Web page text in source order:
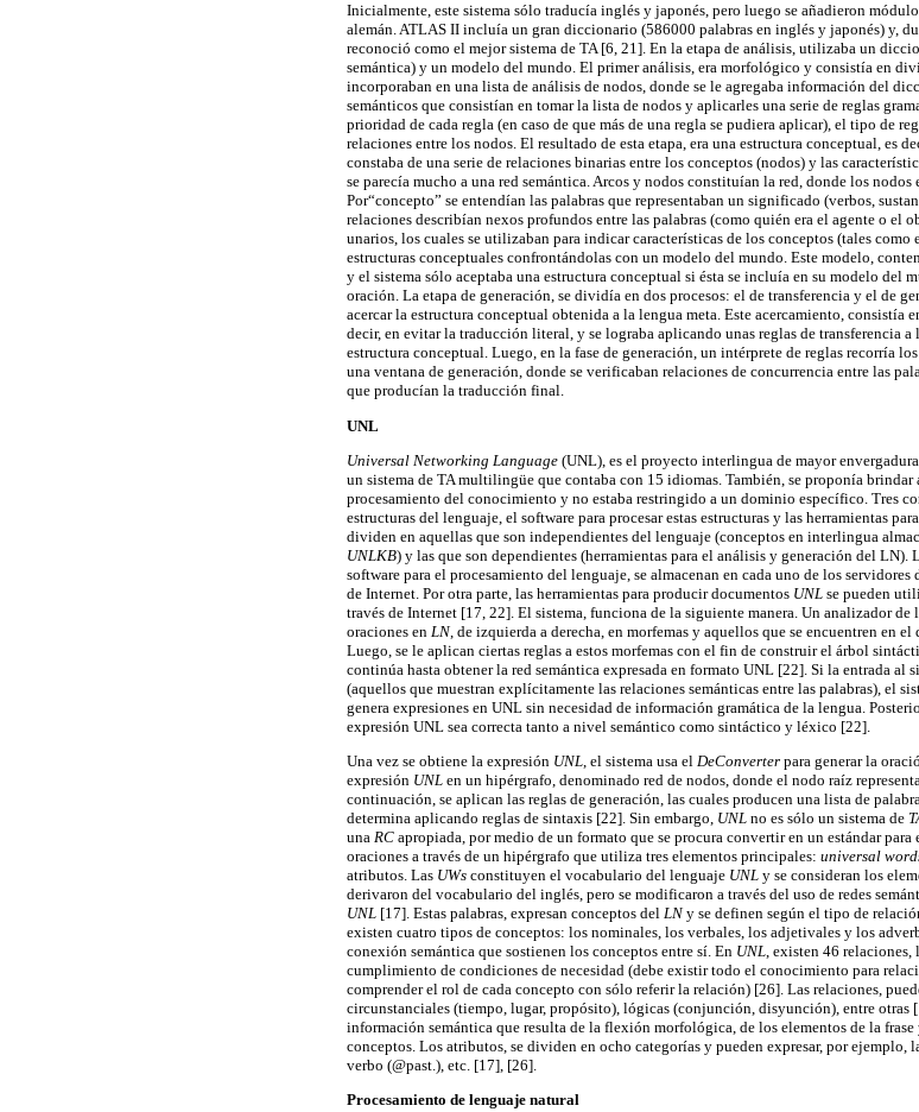
Inicialmente, este sistema sólo traducía inglés y japonés, pero luego se añadieron
alemán. ATLAS II incluía un gran diccionario (586000 palabras en inglés y japonés) y,
reconoció como el mejor sistema de TA [6, 21]. En la etapa de análisis, utilizaba un
semántica) y un modelo del mundo. El primer análisis, era morfológico y consistía en
incorporaban en una lista de análisis de nodos, donde se le agregaba información del
semánticos que consistían en tomar la lista de nodos y aplicarles una serie de reglas
prioridad de cada regla (en caso de que más de una regla se pudiera aplicar), el tipo de
relaciones entre los nodos. El resultado de esta etapa, era una estructura conceptual, es
constaba de una serie de relaciones binarias entre los conceptos (nodos) y las
se parecía mucho a una red semántica. Arcos y nodos constituían la red, donde los
Por“concepto” se entendían las palabras que representaban un significado (verbos,
relaciones describían nexos profundos entre las palabras (como quién era el agente o el
unarios, los cuales se utilizaban para indicar características de los conceptos (tales
estructuras conceptuales confrontándolas con un modelo del mundo. Este modelo,
y el sistema sólo aceptaba una estructura conceptual si ésta se incluía en su modelo del
oración. La etapa de generación, se dividía en dos procesos: el de transferencia y el de
acercar la estructura conceptual obtenida a la lengua meta. Este acercamiento, consistía
decir, en evitar la traducción literal, y se lograba aplicando unas reglas de transferencia
estructura conceptual. Luego, en la fase de generación, un intérprete de reglas recorría
una ventana de generación, donde se verificaban relaciones de concurrencia entre las
que producían la traducción final.
UNL
Universal Networking Language (UNL), es el proyecto interlingua de mayor
un sistema de TA multilingüe que contaba con 15 idiomas. También, se proponía brindar
procesamiento del conocimiento y no estaba restringido a un dominio específico. Tres
estructuras del lenguaje, el software para procesar estas estructuras y las herramientas
dividen en aquellas que son independientes del lenguaje (conceptos en interlingua
UNLKB) y las que son dependientes (herramientas para el análisis y generación del LN).
software para el procesamiento del lenguaje, se almacenan en cada uno de los servidores
de Internet. Por otra parte, las herramientas para producir documentos UNL se pueden
través de Internet [17, 22]. El sistema, funciona de la siguiente manera. Un analizador de
oraciones en LN , de izquierda a derecha, en morfemas y aquellos que se encuentren en
Luego, se le aplican ciertas reglas a estos morfemas con el fin de construir el árbol
continúa hasta obtener la red semántica expresada en formato UNL [22]. Si la entrada al
(aquellos que muestran explícitamente las relaciones semánticas entre las palabras), el
genera expresiones en UNL sin necesidad de información gramática de la lengua.
expresión UNL sea correcta tanto a nivel semántico como sintáctico y léxico [22].
Una vez se obtiene la expresión UNL , el sistema usa el DeConverter para generar la
expresión UNL en un hipérgrafo, denominado red de nodos, donde el nodo raíz
continuación, se aplican las reglas de generación, las cuales producen una lista de
determina aplicando reglas de sintaxis [22]. Sin embargo, UNL no es sólo un sistema de
una RC apropiada, por medio de un formato que se procura convertir en un estándar para
oraciones a través de un hipérgrafo que utiliza tres elementos principales: universal
atributos. Las UWs constituyen el vocabulario del lenguaje UNL y se consideran los
derivaron del vocabulario del inglés, pero se modificaron a través del uso de redes
UNL [17]. Estas palabras, expresan conceptos del LN y se definen según el tipo de
existen cuatro tipos de conceptos: los nominales, los verbales, los adjetivales y los
conexión semántica que sostienen los conceptos entre sí. En UNL , existen 46
cumplimiento de condiciones de necesidad (debe existir todo el conocimiento para
comprender el rol de cada concepto con sólo referir la relación) [26]. Las relaciones,
circunstanciales (tiempo, lugar, propósito), lógicas (conjunción, disyunción), entre otras
información semántica que resulta de la flexión morfológica, de los elementos de la frase
conceptos. Los atributos, se dividen en ocho categorías y pueden expresar, por
verbo (@past.), etc. [17], [26].
Procesamiento de lenguaje natural